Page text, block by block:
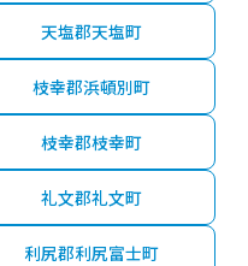
天塩郡天塩町
枝幸郡浜頓別町
枝幸郡枝幸町
礼文郡礼文町
利尻郡利尻富士町